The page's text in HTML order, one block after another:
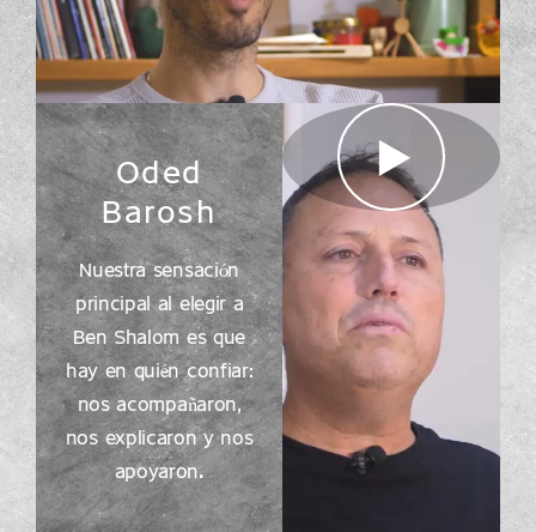
Oded
Barosh
Nuestra sensación
principal al elegir a
Ben Shalom es que
hay en quién confiar:
nos acompañaron,
nos explicaron y nos
apoyaron.